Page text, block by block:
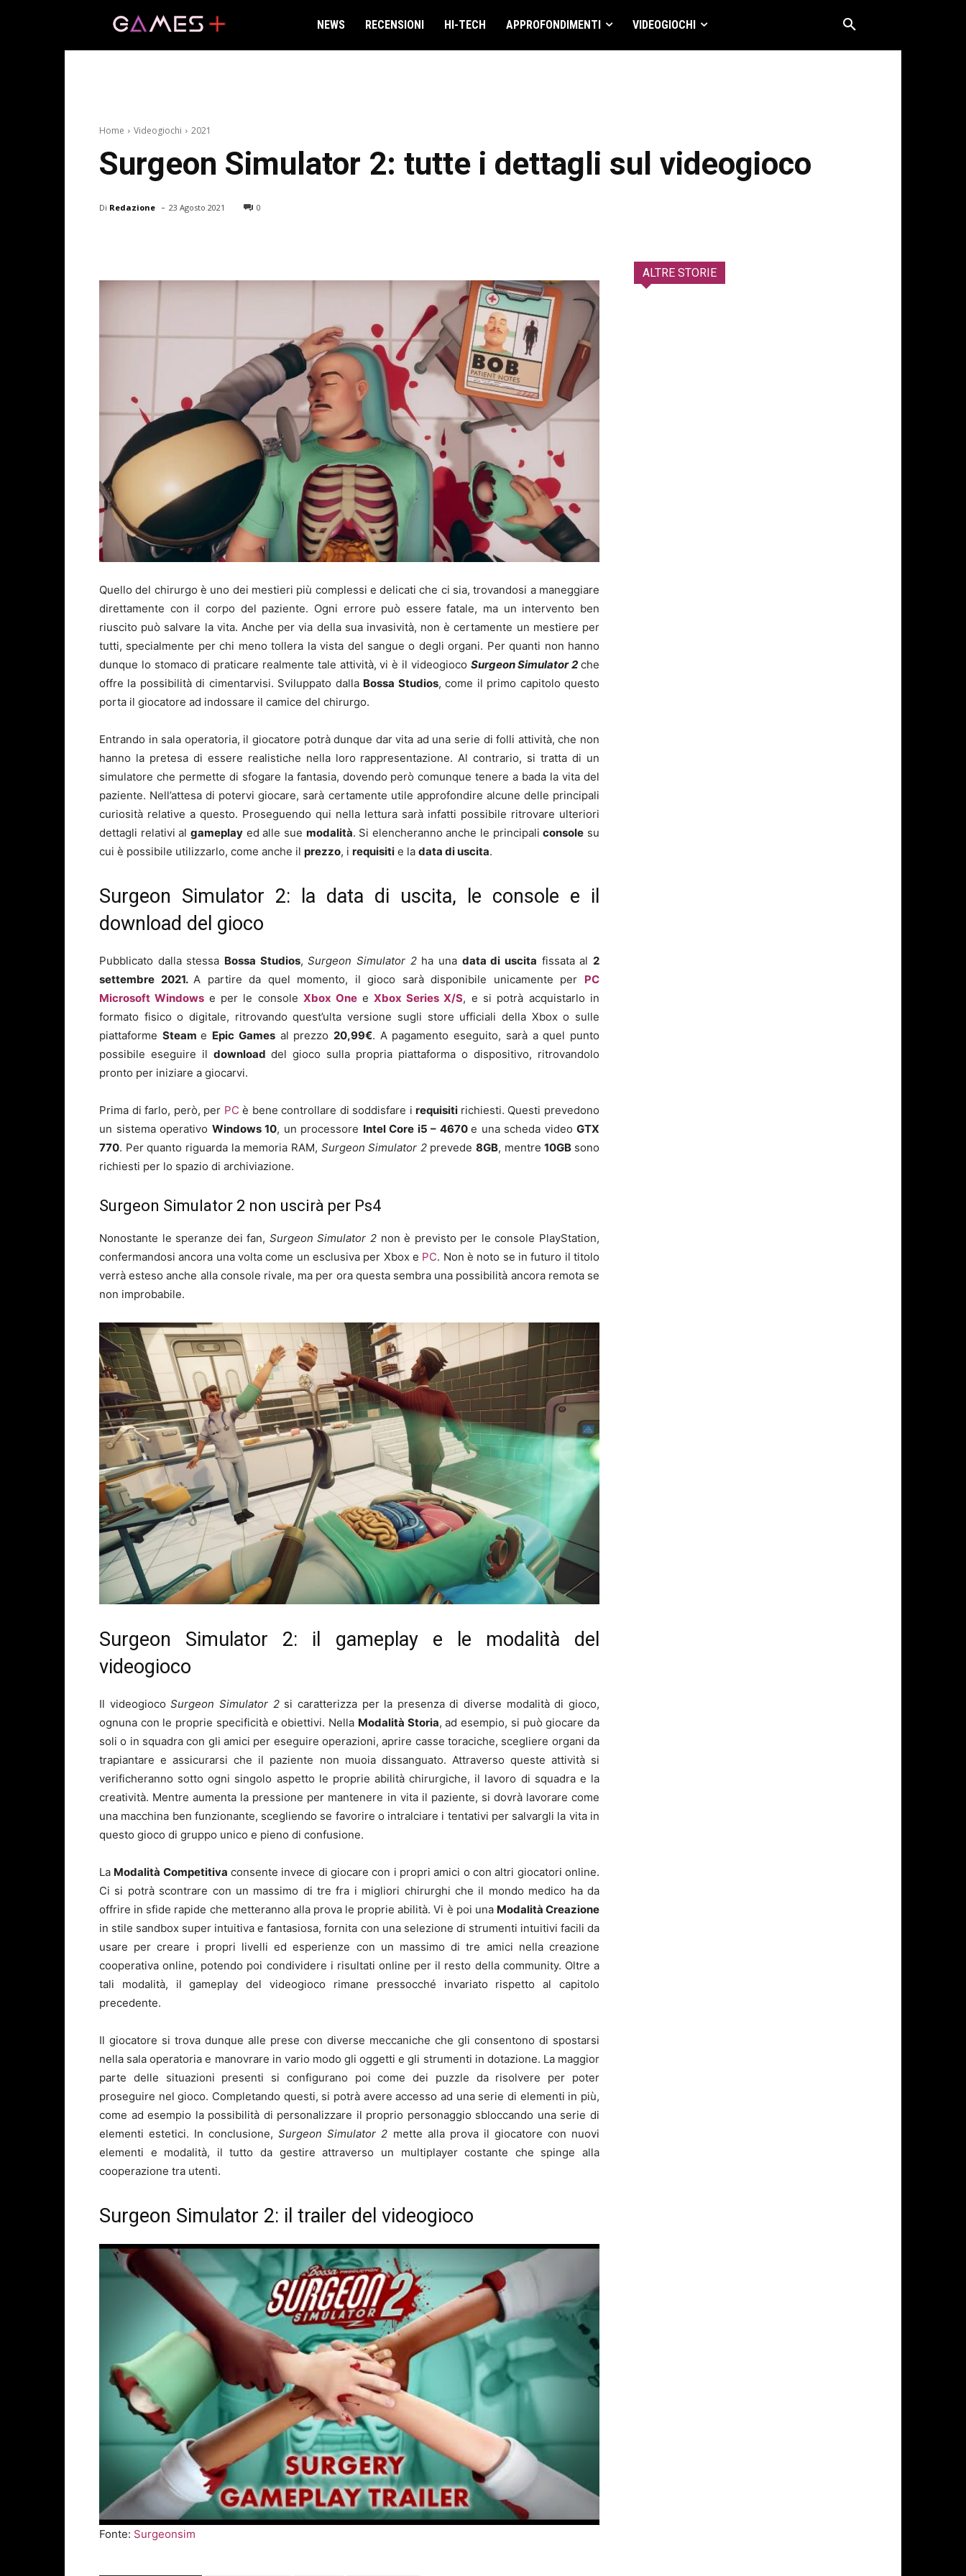
NEWS RECENSIONI HI-TECH APPROFONDIMENTI VIDEOGIOCHI
Home Videogiochi 2021
Surgeon Simulator 2: tutte i dettagli sul videogioco
Di Redazione - 23 Agosto 2021 0
Quello del chirurgo è uno dei mestieri più complessi e delicati che ci sia, trovandosi a maneggiare
direttamente con il corpo del paziente. Ogni errore può essere fatale, ma un intervento ben
riuscito può salvare la vita. Anche per via della sua invasività, non è certamente un mestiere per
tutti, specialmente per chi meno tollera la vista del sangue o degli organi. Per quanti non hanno
dunque lo stomaco di praticare realmente tale attività, vi è il videogioco Surgeon Simulator 2che
offre la possibilità di cimentarvisi. Sviluppato dalla Bossa Studios, come il primo capitolo questo
porta il giocatore ad indossare il camice del chirurgo.
Entrando in sala operatoria, il giocatore potrà dunque dar vita ad una serie di folli attività, che non
hanno la pretesa di essere realistiche nella loro rappresentazione. Al contrario, si tratta di un
simulatore che permette di sfogare la fantasia, dovendo però comunque tenere a bada la vita del
paziente. Nell’attesa di potervi giocare, sarà certamente utile approfondire alcune delle principali
curiosità relative a questo. Proseguendo qui nella lettura sarà infatti possibile ritrovare ulteriori
dettagli relativi al gameplayed alle sue modalità. Si elencheranno anche le principaliconsole su
cui è possibile utilizzarlo, come anche il prezzo, i requisiti e la data di uscita.
Surgeon Simulator 2: la data di uscita, le console e il
download del gioco
Pubblicato dalla stessa Bossa Studios,Surgeon Simulator 2 ha una data di uscita fissata al2
settembre 2021.A partire da quel momento, il gioco sarà disponibile unicamente per PC
Microsoft Windows e per le console Xbox One e Xbox Series X/S, e si potrà acquistarlo in
formato fisico o digitale, ritrovando quest’ulta versione sugli store ufficiali della Xbox o sulle
piattaforme Steame Epic Gamesal prezzo20,99€. A pagamento eseguito, sarà a quel punto
possibile eseguire il download del gioco sulla propria piattaforma o dispositivo, ritrovandolo
pronto per iniziare a giocarvi.
Prima di farlo, però, per PC è bene controllare di soddisfare irequisiti richiesti. Questi prevedono
un sistema operativo Windows 10, un processore Intel Core i5 – 4670 e una scheda video GTX
770. Per quanto riguarda la memoria RAM, Surgeon Simulator 2prevede8GB, mentre10GB sono
richiesti per lo spazio di archiviazione.
Surgeon Simulator 2 non uscirà per Ps4
Nonostante le speranze dei fan, Surgeon Simulator 2 non è previsto per le console PlayStation,
confermandosi ancora una volta come un esclusiva per Xbox e PC. Non è noto se in futuro il titolo
verrà esteso anche alla console rivale, ma per ora questa sembra una possibilità ancora remota se
non improbabile.
Surgeon Simulator 2: il gameplay e le modalità del
videogioco
Il videogiocoSurgeon Simulator 2 si caratterizza per la presenza di diverse modalità di gioco,
ognuna con le proprie specificità e obiettivi. Nella Modalità Storia, ad esempio, si può giocare da
soli o in squadra con gli amici per eseguire operazioni, aprire casse toraciche, scegliere organi da
trapiantare e assicurarsi che il paziente non muoia dissanguato. Attraverso queste attività si
verificheranno sotto ogni singolo aspetto le proprie abilità chirurgiche, il lavoro di squadra e la
creatività. Mentre aumenta la pressione per mantenere in vita il paziente, si dovrà lavorare come
una macchina ben funzionante, scegliendo se favorire o intralciare i tentativi per salvargli la vita in
questo gioco di gruppo unico e pieno di confusione.
La Modalità Competitiva consente invece di giocare con i propri amici o con altri giocatori online.
Ci si potrà scontrare con un massimo di tre fra i migliori chirurghi che il mondo medico ha da
offrire in sfide rapide che metteranno alla prova le proprie abilità. Vi è poi una Modalità Creazione
in stile sandbox super intuitiva e fantasiosa, fornita con una selezione di strumenti intuitivi facili da
usare per creare i propri livelli ed esperienze con un massimo di tre amici nella creazione
cooperativa online, potendo poi condividere i risultati online per il resto della community. Oltre a
tali modalità, il gameplay del videogioco rimane pressocché invariato rispetto al capitolo
precedente.
Il giocatore si trova dunque alle prese con diverse meccaniche che gli consentono di spostarsi
nella sala operatoria e manovrare in vario modo gli oggetti e gli strumenti in dotazione. La maggior
parte delle situazioni presenti si configurano poi come dei puzzle da risolvere per poter
proseguire nel gioco. Completando questi, si potrà avere accesso ad una serie di elementi in più,
come ad esempio la possibilità di personalizzare il proprio personaggio sbloccando una serie di
elementi estetici. In conclusione,Surgeon Simulator 2 mette alla prova il giocatore con nuovi
elementi e modalità, il tutto da gestire attraverso un multiplayer costante che spinge alla
cooperazione tra utenti.
Surgeon Simulator 2: il trailer del videogioco
Fonte: Surgeonsim
ALTRE STORIE